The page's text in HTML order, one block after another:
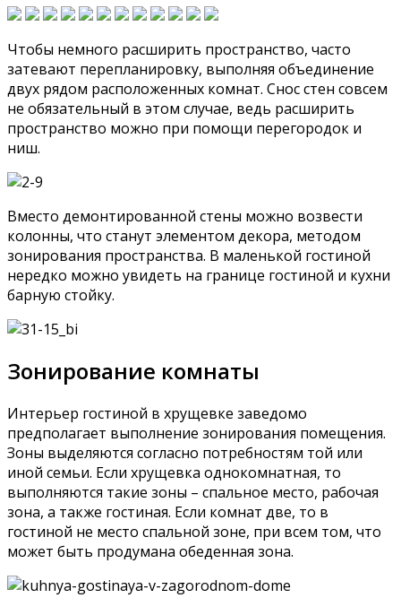
Чтобы немного расширить пространство, часто
затевают перепланировку, выполняя объединение
двух рядом расположенных комнат. Снос стен совсем
не обязательный в этом случае, ведь расширить
пространство можно при помощи перегородок и
ниш.
Вместо демонтированной стены можно возвести
колонны, что станут элементом декора, методом
зонирования пространства. В маленькой гостиной
нередко можно увидеть на границе гостиной и кухни
барную стойку.
Зонирование комнаты
Интерьер гостиной в хрущевке заведомо
предполагает выполнение зонирования помещения.
Зоны выделяются согласно потребностям той или
иной семьи. Если хрущевка однокомнатная, то
выполняются такие зоны – спальное место, рабочая
зона, а также гостиная. Если комнат две, то в
гостиной не место спальной зоне, при всем том, что
может быть продумана обеденная зона.